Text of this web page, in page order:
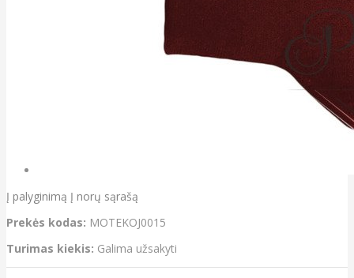
Į palyginimą Į norų sąrašą
Prekės kodas: MOTEKOJ0015
Turimas kiekis: Galima užsakyti